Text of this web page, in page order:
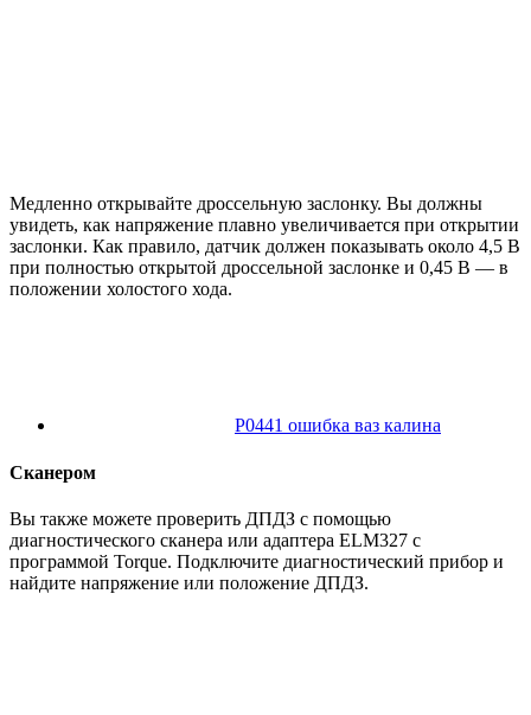
Медленно открывайте дроссельную заслонку. Вы должны
увидеть, как напряжение плавно увеличивается при открытии
заслонки. Как правило, датчик должен показывать около 4,5 В
при полностью открытой дроссельной заслонке и 0,45 В — в
положении холостого хода.
Р0441 ошибка ваз калина
Сканером
Вы также можете проверить ДПДЗ с помощью
диагностического сканера или адаптера ELM327 с
программой Torque. Подключите диагностический прибор и
найдите напряжение или положение ДПДЗ.